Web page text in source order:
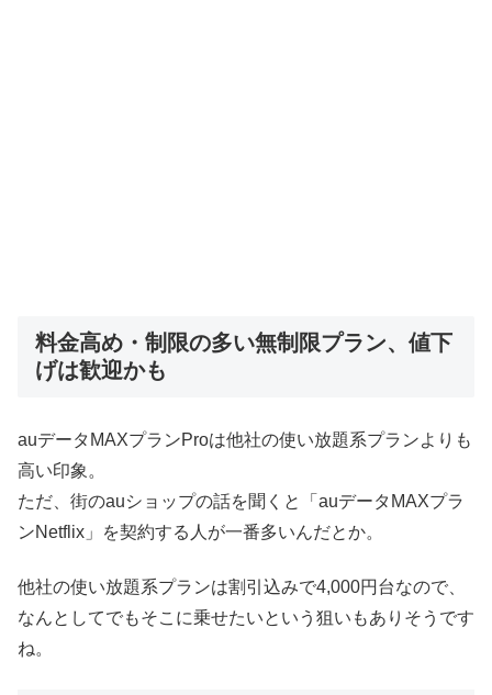
料金高め・制限の多い無制限プラン、値下
げは歓迎かも
auデータMAXプランProは他社の使い放題系プランよりも
高い印象。
ただ、街のauショップの話を聞くと「auデータMAXプラ
ンNetflix」を契約する人が一番多いんだとか。
他社の使い放題系プランは割引込みで4,000円台なので、
なんとしてでもそこに乗せたいという狙いもありそうです
ね。